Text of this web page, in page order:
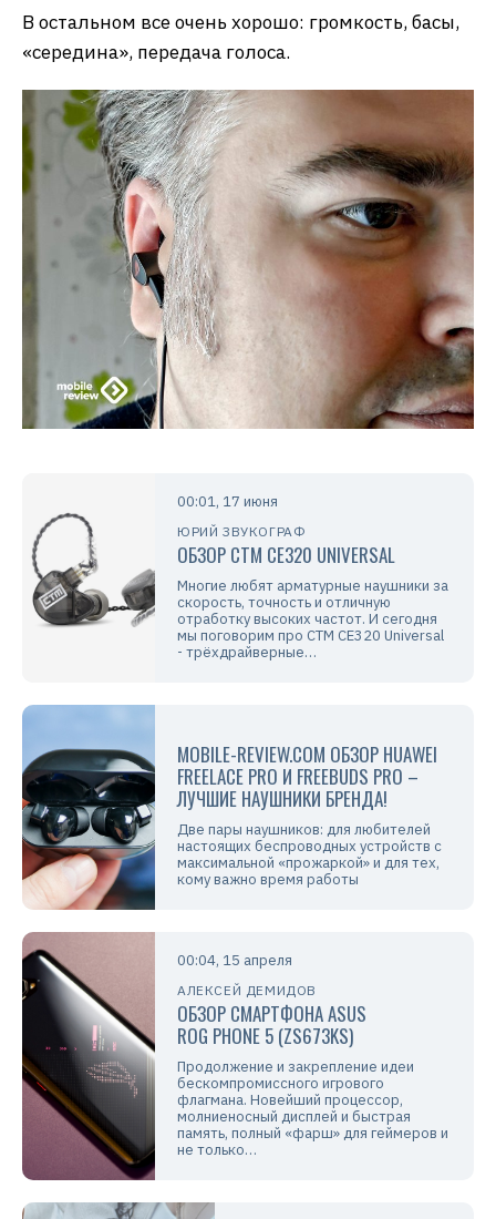
В остальном все очень хорошо: громкость, басы,
«середина», передача голоса.
00:01, 17 июня
ЮРИЙ ЗВУКОГРАФ
ОБЗОР CTM CE320 UNIVERSAL
Многие любят арматурные наушники за
скорость, точность и отличную
отработку высоких частот. И сегодня
мы поговорим про CTM CE320 Universal
- трёхдрайверные…
MOBILE-REVIEW.COM ОБЗОР HUAWEI
FREELACE PRO И FREEBUDS PRO –
ЛУЧШИЕ НАУШНИКИ БРЕНДА!
Две пары наушников: для любителей
настоящих беспроводных устройств с
максимальной «прожаркой» и для тех,
кому важно время работы
00:04, 15 апреля
АЛЕКСЕЙ ДЕМИДОВ
ОБЗОР СМАРТФОНА ASUS
ROG PHONE 5 (ZS673KS)
Продолжение и закрепление идеи
бескомпромиссного игрового
флагмана. Новейший процессор,
молниеносный дисплей и быстрая
память, полный «фарш» для геймеров и
не только…